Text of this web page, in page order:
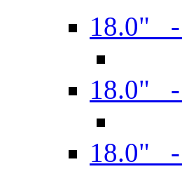
18.0"
18.0"
18.0"